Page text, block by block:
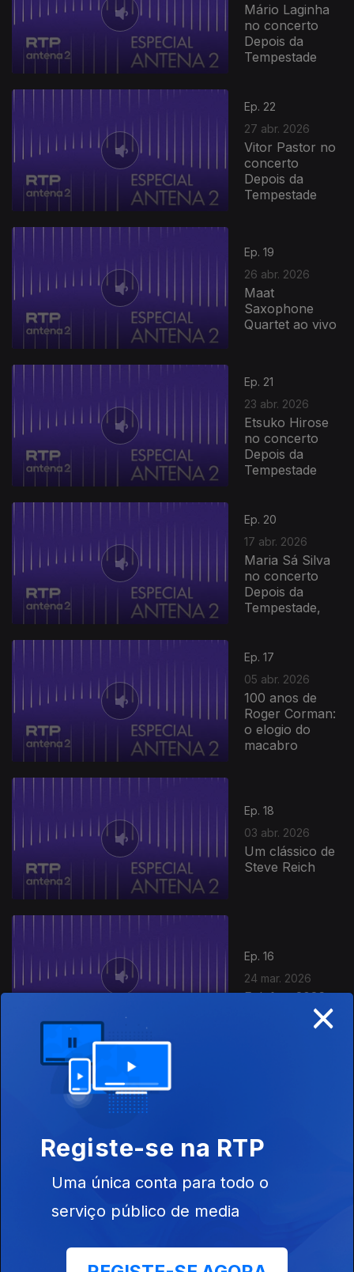
Mário Laginha
no concerto
Depois da
Tempestade
Ep. 22
27 abr. 2026
Vitor Pastor no
concerto
Depois da
Tempestade
Ep. 19
26 abr. 2026
Maat
Saxophone
Quartet ao vivo
Ep. 21
23 abr. 2026
Etsuko Hirose
no concerto
Depois da
Tempestade
Ep. 20
17 abr. 2026
Maria Sá Silva
no concerto
Depois da
Tempestade,
Ep. 17
05 abr. 2026
100 anos de
Roger Corman:
o elogio do
macabro
Ep. 18
03 abr. 2026
Um clássico de
Steve Reich
922038
Ep. 16
24 mar. 2026
Folefest 2026
Castelo Branco,
Dia Mundial da
Poesia
×
Registe-se na RTP
Uma única conta para todo o
serviço público de media